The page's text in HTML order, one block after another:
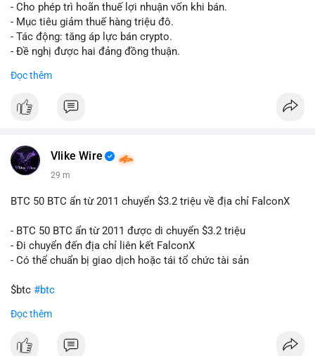
tái cơ cấu danh mục trước phiên giao dịch Âu-Mỹ. Tâm lý thị
trường có thể dao động nhẹ khi nhà đầu tư nhỏ lẻ theo dõi
động thái này.
và điểm đến của số BTC này trong 2-4 giờ tới. Nếu dòng tiền
phòng thủ. Nếu vào ví lạnh, có thể duy trì chiến lược nắm giữ
#160btc #vilanh #thanhkhoansan
- Cho phép trì hoãn thuế lợi nhuận vốn khi bán.
- Mục tiêu giảm thuế hàng triệu đô.
- Tác động: tăng áp lực bán crypto.
- Đề nghị được hai đảng đồng thuận.
📰 Nguồn: Cointelegraph
Đọc thêm
Vlike Wire
29 m
BTC 50 BTC ẩn từ 2011 chuyển $3.2 triệu về địa chỉ FalconX
- BTC 50 BTC ẩn từ 2011 được di chuyển $3.2 triệu
- Đi chuyển đến địa chỉ liên kết FalconX
- Có thể chuẩn bị giao dịch hoặc tái tổ chức tài sản
$btc #btc
#vlikevn
📰 Nguồn: CoinDesk
Đọc thêm